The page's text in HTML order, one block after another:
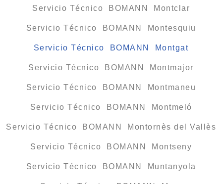
Servicio Técnico BOMANN Montclar
Servicio Técnico BOMANN Montesquiu
Servicio Técnico BOMANN Montgat
Servicio Técnico BOMANN Montmajor
Servicio Técnico BOMANN Montmaneu
Servicio Técnico BOMANN Montmeló
Servicio Técnico BOMANN Montornès del Vallès
Servicio Técnico BOMANN Montseny
Servicio Técnico BOMANN Muntanyola